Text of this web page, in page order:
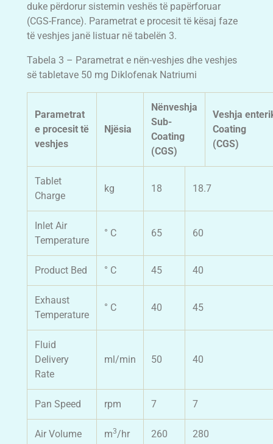
duke përdorur sistemin veshës të papërforuar
(CGS-France). Parametrat e procesit të kësaj faze
të veshjes janë listuar në tabelën 3.
Tabela 3 – Parametrat e nën-veshjes dhe veshjes
së tabletave 50 mg Diklofenak Natriumi
Parametrat
e procesit të
veshjes
Njësia
Nënveshja
Sub-
Coating
(CGS)
Veshja
(CGS)
Tablet
Charge
kg 18 18.7
Inlet Air
Temperature
° C 65 60
Product Bed ° C 45 40
Exhaust
Temperature
° C 40 45
Fluid
Delivery
Rate
ml/min 50 40
Pan Speed rpm 7 7
Air Volume m3/hr 260 280